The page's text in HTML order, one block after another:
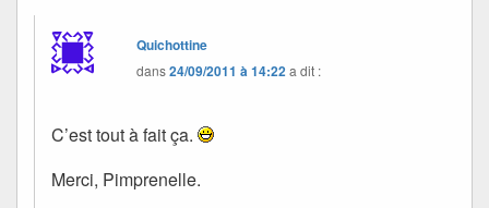
Quichottine
dans24/09/2011 à 14:22a dit :
C’est tout à fait ça.
Merci, Pimprenelle.